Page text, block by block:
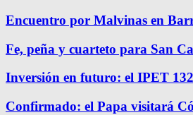
Encuentro por Malvinas en
Fe, peña y cuarteto para San
Inversión en futuro: el IPET
Confirmado: el Papa visitará